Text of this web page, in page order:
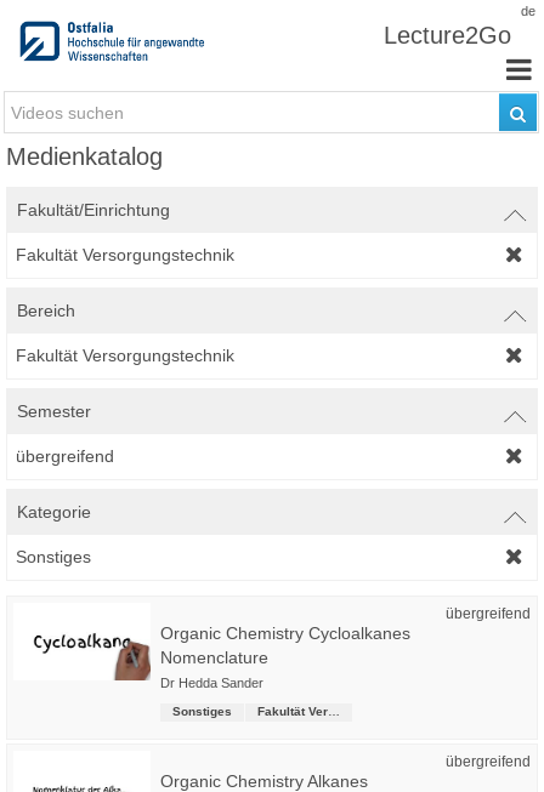
de
Lecture2Go
Medienkatalog
Fakultät/Einrichtung
Fakultät Versorgungstechnik
Bereich
Fakultät Versorgungstechnik
Semester
übergreifend
Kategorie
Sonstiges
übergreifend
Organic Chemistry Cycloalkanes
Nomenclature
Dr Hedda Sander
Sonstiges
übergreifend
Organic Chemistry Alkanes